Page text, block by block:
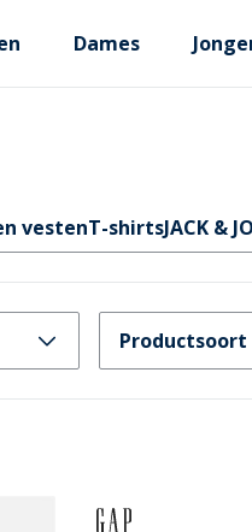
Dames
vestenT-shirtsJACK &
Productsoort